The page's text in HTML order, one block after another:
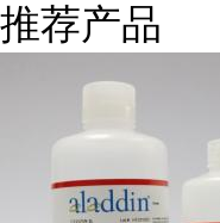
推荐产品